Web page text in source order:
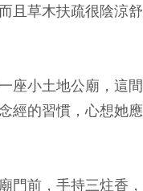
且草木扶疏很陰涼
座小土地公廟，這
經的習慣，心想她
門前，手持三炷香